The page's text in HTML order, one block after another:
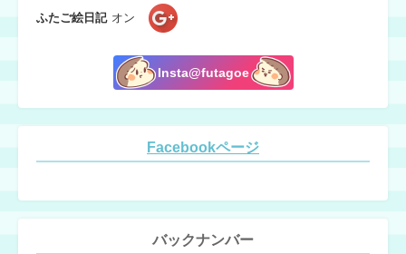
ふたご絵日記 オン
Insta@futagoe
Facebookページ
バックナンバー